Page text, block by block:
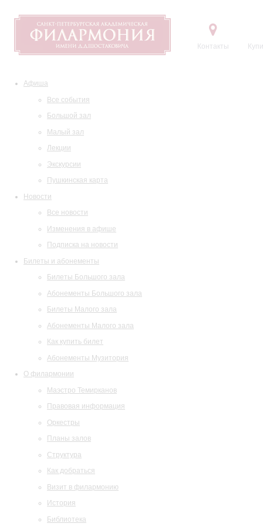
Контакты
Афиша
Все события
Большой зал
Малый зал
Лекции
Экскурсии
Пушкинская карта
Новости
Все новости
Изменения в афише
Подписка на новости
Билеты и абонементы
Билеты Большого зала
Абонементы Большого зала
Билеты Малого зала
Абонементы Малого зала
Как купить билет
Абонементы Музитория
О филармонии
Маэстро Темирканов
Правовая информация
Оркестры
Планы залов
Структура
Как добраться
Визит в филармонию
История
Библиотека